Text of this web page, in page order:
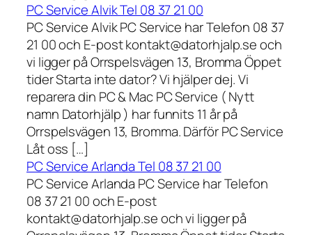
PC Service Alvik Tel 08 37 21 00
PC Service Alvik PC Service har Telefon 08 37
21 00 och E-post kontakt@datorhjalp.se och
vi ligger på Orrspelsvägen 13, Bromma Öppet
tider Starta inte dator? Vi hjälper dej. Vi
reparera din PC & Mac PC Service ( Nytt
namn Datorhjälp ) har funnits 11 år på
Orrspelsvägen 13, Bromma. Därför PC Service
Låt oss […]
PC Service Arlanda Tel 08 37 21 00
PC Service Arlanda PC Service har Telefon
08 37 21 00 och E-post
kontakt@datorhjalp.se och vi ligger på